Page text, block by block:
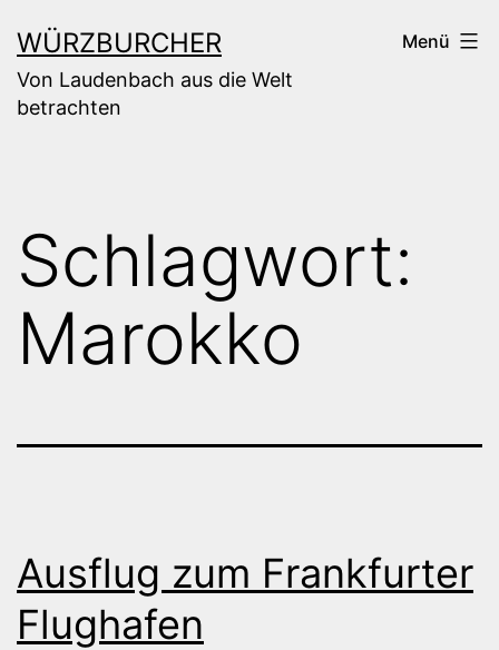
Inhalt
springen
WÜRZBURCHER
Von Laudenbach aus die Welt
betrachten
Menü
Schlagwort:
Marokko
Ausflug zum Frankfurter
Flughafen